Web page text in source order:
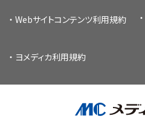
Webサイトコンテンツ利用規約
ヨメディカ利用規約